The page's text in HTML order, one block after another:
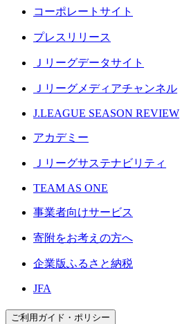
コーポレートサイト
プレスリリース
Ｊリーグデータサイト
Ｊリーグメディアチャンネル
J.LEAGUE SEASON REVIEW
アカデミー
Ｊリーグサステナビリティ
TEAM AS ONE
事業者向けサービス
寄附をお考えの方へ
企業版ふるさと納税
JFA
ご利用ガイド・ポリシー